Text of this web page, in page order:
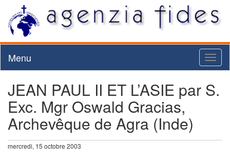
Menu
JEAN PAUL II ET L’ASIE par S.
Exc. Mgr Oswald Gracias,
Archevêque de Agra (Inde)
mercredi, 15 octobre 2003